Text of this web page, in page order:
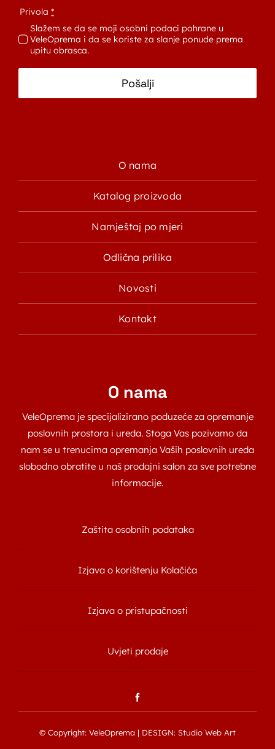
Privola *
Slažem se da se moji osobni podaci pohrane u
VeleOprema i da se koriste za slanje ponude prema
upitu obrasca.
Pošalji
O nama
Katalog proizvoda
Namještaj po mjeri
Odlična prilika
Novosti
Kontakt
O nama
VeleOprema je specijalizirano poduzeće za opremanje
poslovnih prostora i ureda. Stoga Vas pozivamo da
nam se u trenucima opremanja Vaših poslovnih ureda
slobodno obratite u naš prodajni salon za sve potrebne
informacije.
Zaštita osobnih podataka
Izjava o korištenju Kolačića
Izjava o pristupačnosti
Uvjeti prodaje
© Copyright: VeleOprema | DESIGN: Studio Web Art